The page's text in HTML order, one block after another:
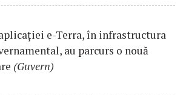
e-Terra, în infrastructura
au parcurs o nouă
(Guvern)